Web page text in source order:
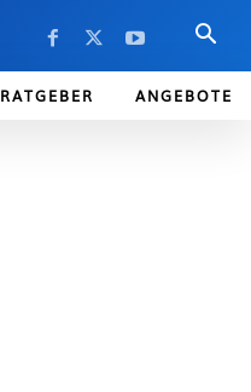
RATGEBER ANGEBOTE